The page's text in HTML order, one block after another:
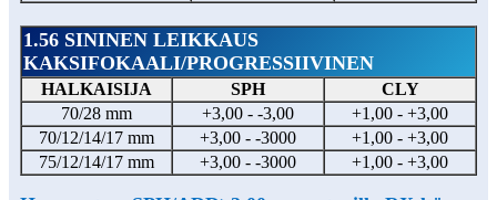
1.56 SININEN LEIKKAUS
KAKSIFOKAALI/PROGRESSIIVINEN
HALKAISIJA SPH
CLY
70/28 mm
+3,00 - -3,00
+1,00 - +3,00
70/12/14/17 mm
+3,00 - -3000
+1,00 - +3,00
75/12/14/17 mm
+3,00 - -3000 +1,00 - +3,00